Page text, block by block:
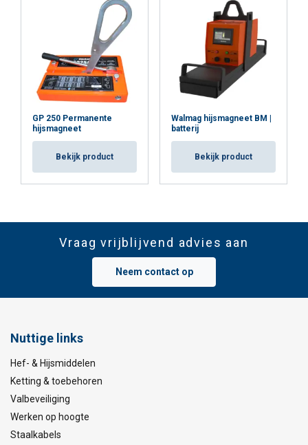
GP 250 Permanente
hijsmagneet
Bekijk product
Walmag hijsmagneet BM |
batterij
Bekijk product
Vraag vrijblijvend advies aan
Neem contact op
Nuttige links
Hef- & Hijsmiddelen
Ketting & toebehoren
Valbeveiliging
Werken op hoogte
Staalkabels